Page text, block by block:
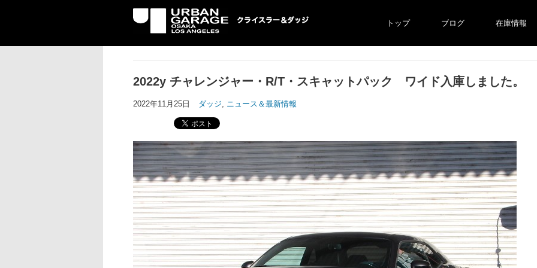
UG クライスラー＆ダ
ッジ専門店
トップ ブログ 在庫情報
2022y チャレンジャー・R/T・スキャットパック ワイド入庫しました。
2022年11月25日 ダッジ, ニュース＆最新情報